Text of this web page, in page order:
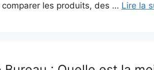
les produits, des … Lire la